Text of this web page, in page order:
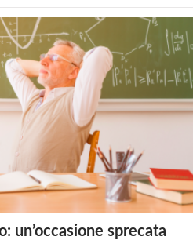
un’occasione sprecata